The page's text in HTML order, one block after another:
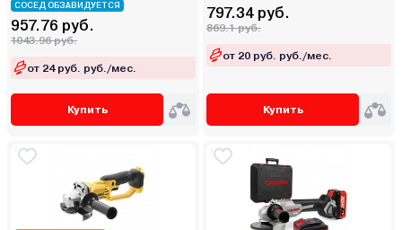
СОСЕД ОБЗАВИДУЕТСЯ
957.76 руб.
1043.96 руб.
от 24 руб. руб./мес.
Купить
797.34 руб.
869.1 руб.
от 20 руб. руб./мес.
Купить